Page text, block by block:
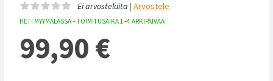
Ei arvosteluita |Arvostele
HETI MYYMÄLÄSSÄ – TOIMITUSAIKA 1–4 ARKIPÄIVÄÄ
99,90 €